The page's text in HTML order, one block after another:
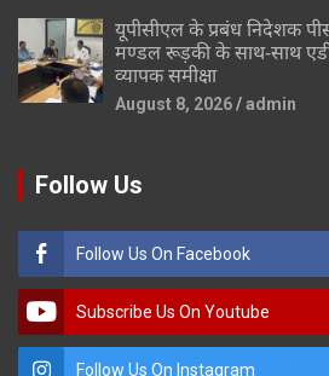
यूपीसीएल के प्रबंध निदेशक
मण्डल रूड़की के साथ-साथ
व्यापक समीक्षा
August 8, 2026 admin
Follow Us
Follow Us On Facebook
Subscribe Us On Youtube
Follow Us On Instagram